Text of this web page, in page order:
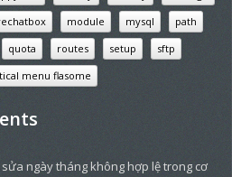
module mysql
path
quota routes setup
sftp
menu flasome
sửa ngày tháng không hợp lệ trong cơ